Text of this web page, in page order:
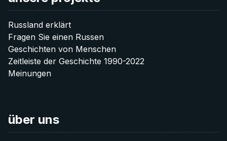
Social researchers
SEO Specialist (technical)
Graphic designers
Lassen Sie es uns wissen:
Plattform zu veröffentlichen (mit Quellenangabe).
Mehr Informationen für Media
Wir können Ihre Erfahrungen anonym
veröffentlichen.
Erzählen Sie Ihre Geschichte
20 €
Donate 20 €
Donate 40 €
Russland erklärt
Fragen Sie einen Russen
Geschichten von Menschen
Zeitleiste der Geschichte 1990-2022
Meinungen
über uns